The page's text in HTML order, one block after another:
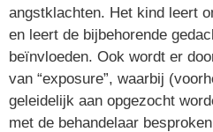
angstklachten. Het kind leert
en leert de bijbehorende
beïnvloeden. Ook wordt er
van “exposure”, waarbij
geleidelijk aan opgezocht
met de behandelaar